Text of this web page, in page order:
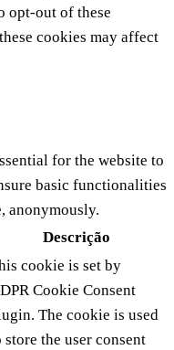
opt-out of these
cookies may affect
for the website to
basic functionalities
anonymously.
Descrição
cookie is set by
Cookie Consent
The cookie is used
store the user consent